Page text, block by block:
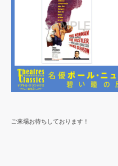
ご来場お待ちしております！